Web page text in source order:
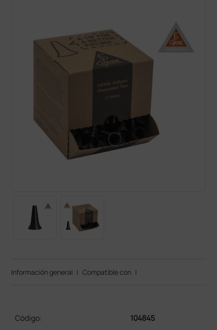
Información general | Compatible con |
Código:
104845